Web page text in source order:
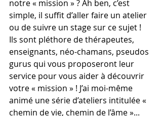
notre « mission » ? Ah ben, c’est
simple, il suffit d’aller faire un atelier
ou de suivre un stage sur ce sujet !
Ils sont pléthore de thérapeutes,
enseignants, néo-chamans, pseudos
gurus qui vous proposeront leur
service pour vous aider à découvrir
votre « mission » ! J’ai moi-même
animé une série d’ateliers intitulée «
chemin de vie, chemin de l’âme »...